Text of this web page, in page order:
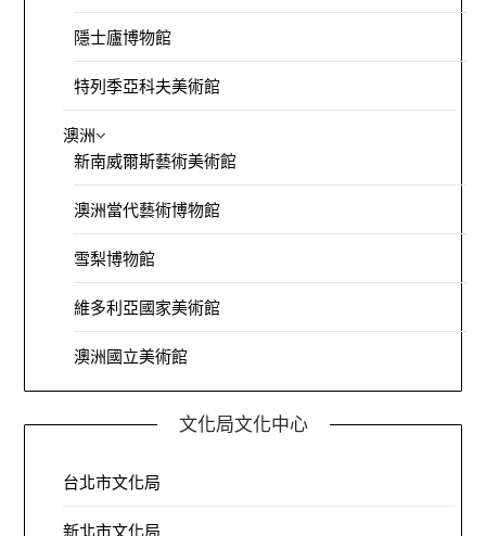
隱士廬博物館
特列季亞科夫美術館
澳洲
新南威爾斯藝術美術館
澳洲當代藝術博物館
雪梨博物館
維多利亞國家美術館
澳洲國立美術館
文化局文化中心
台北市文化局
新北市文化局